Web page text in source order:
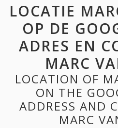
LOCATIE
OP DE
ADRES EN
MARC
LOCATION OF
ON THE
ADDRESS AND
MARC